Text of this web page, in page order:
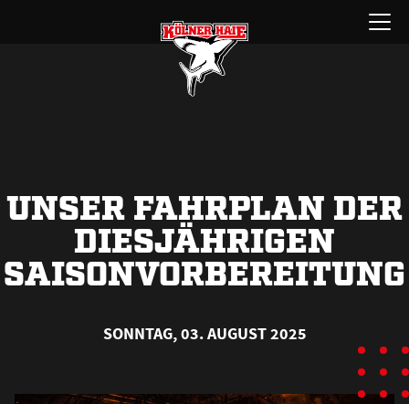
Menü
öffnen
UNSER FAHRPLAN DER
DIESJÄHRIGEN
SAISONVORBEREITUNG
SONNTAG, 03. AUGUST 2025